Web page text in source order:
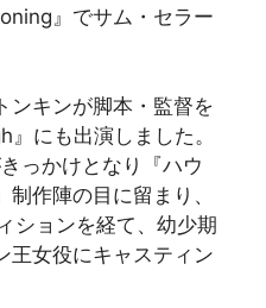
』でサム・セラー
ンキンが脚本・監督を
にも出演しました。
っかけとなり『ハウ
作陣の目に留まり、
ションを経て、幼少期
王女役にキャスティン